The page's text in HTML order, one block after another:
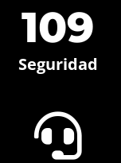
109
Seguridad
